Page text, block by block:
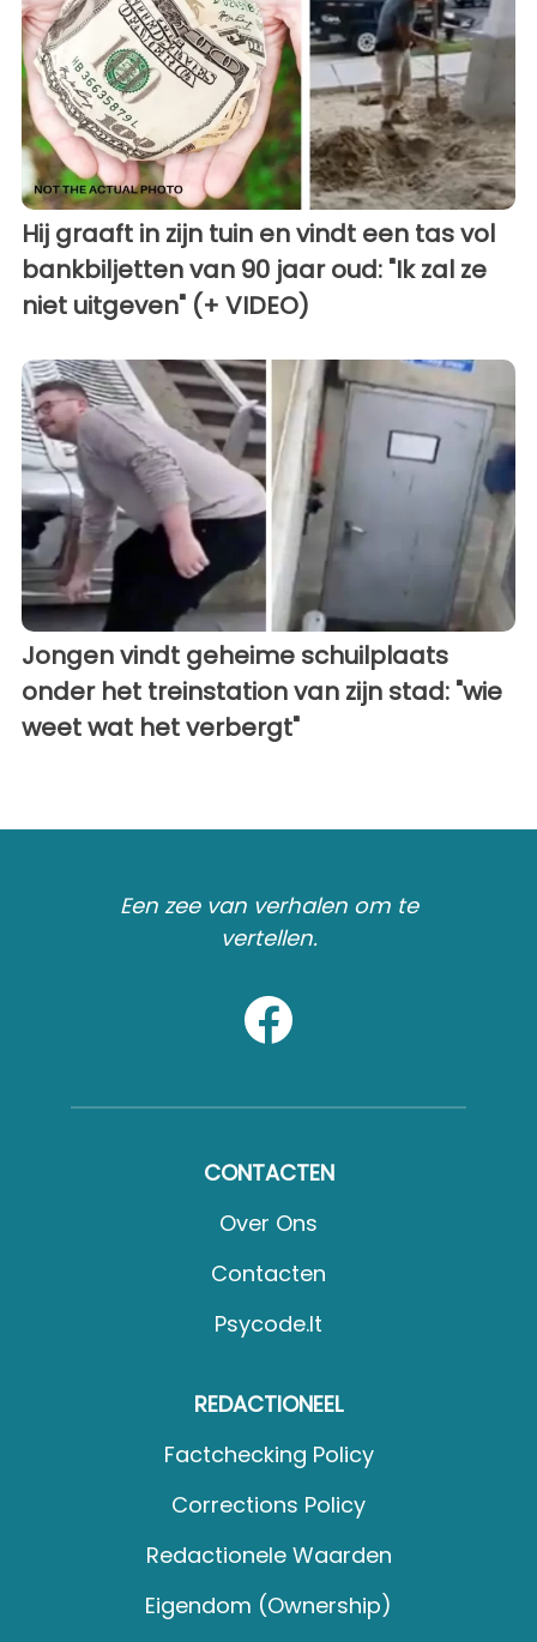
Hij graaft in zijn tuin en vindt een tas vol
bankbiljetten van 90 jaar oud: "Ik zal ze
niet uitgeven" (+ VIDEO)
Jongen vindt geheime schuilplaats
onder het treinstation van zijn stad: "wie
weet wat het verbergt"
Een zee van verhalen om te
vertellen.
CONTACTEN
Over Ons
Contacten
Psycode.it
REDACTIONEEL
Factchecking Policy
Corrections Policy
Redactionele Waarden
Eigendom (Ownership)